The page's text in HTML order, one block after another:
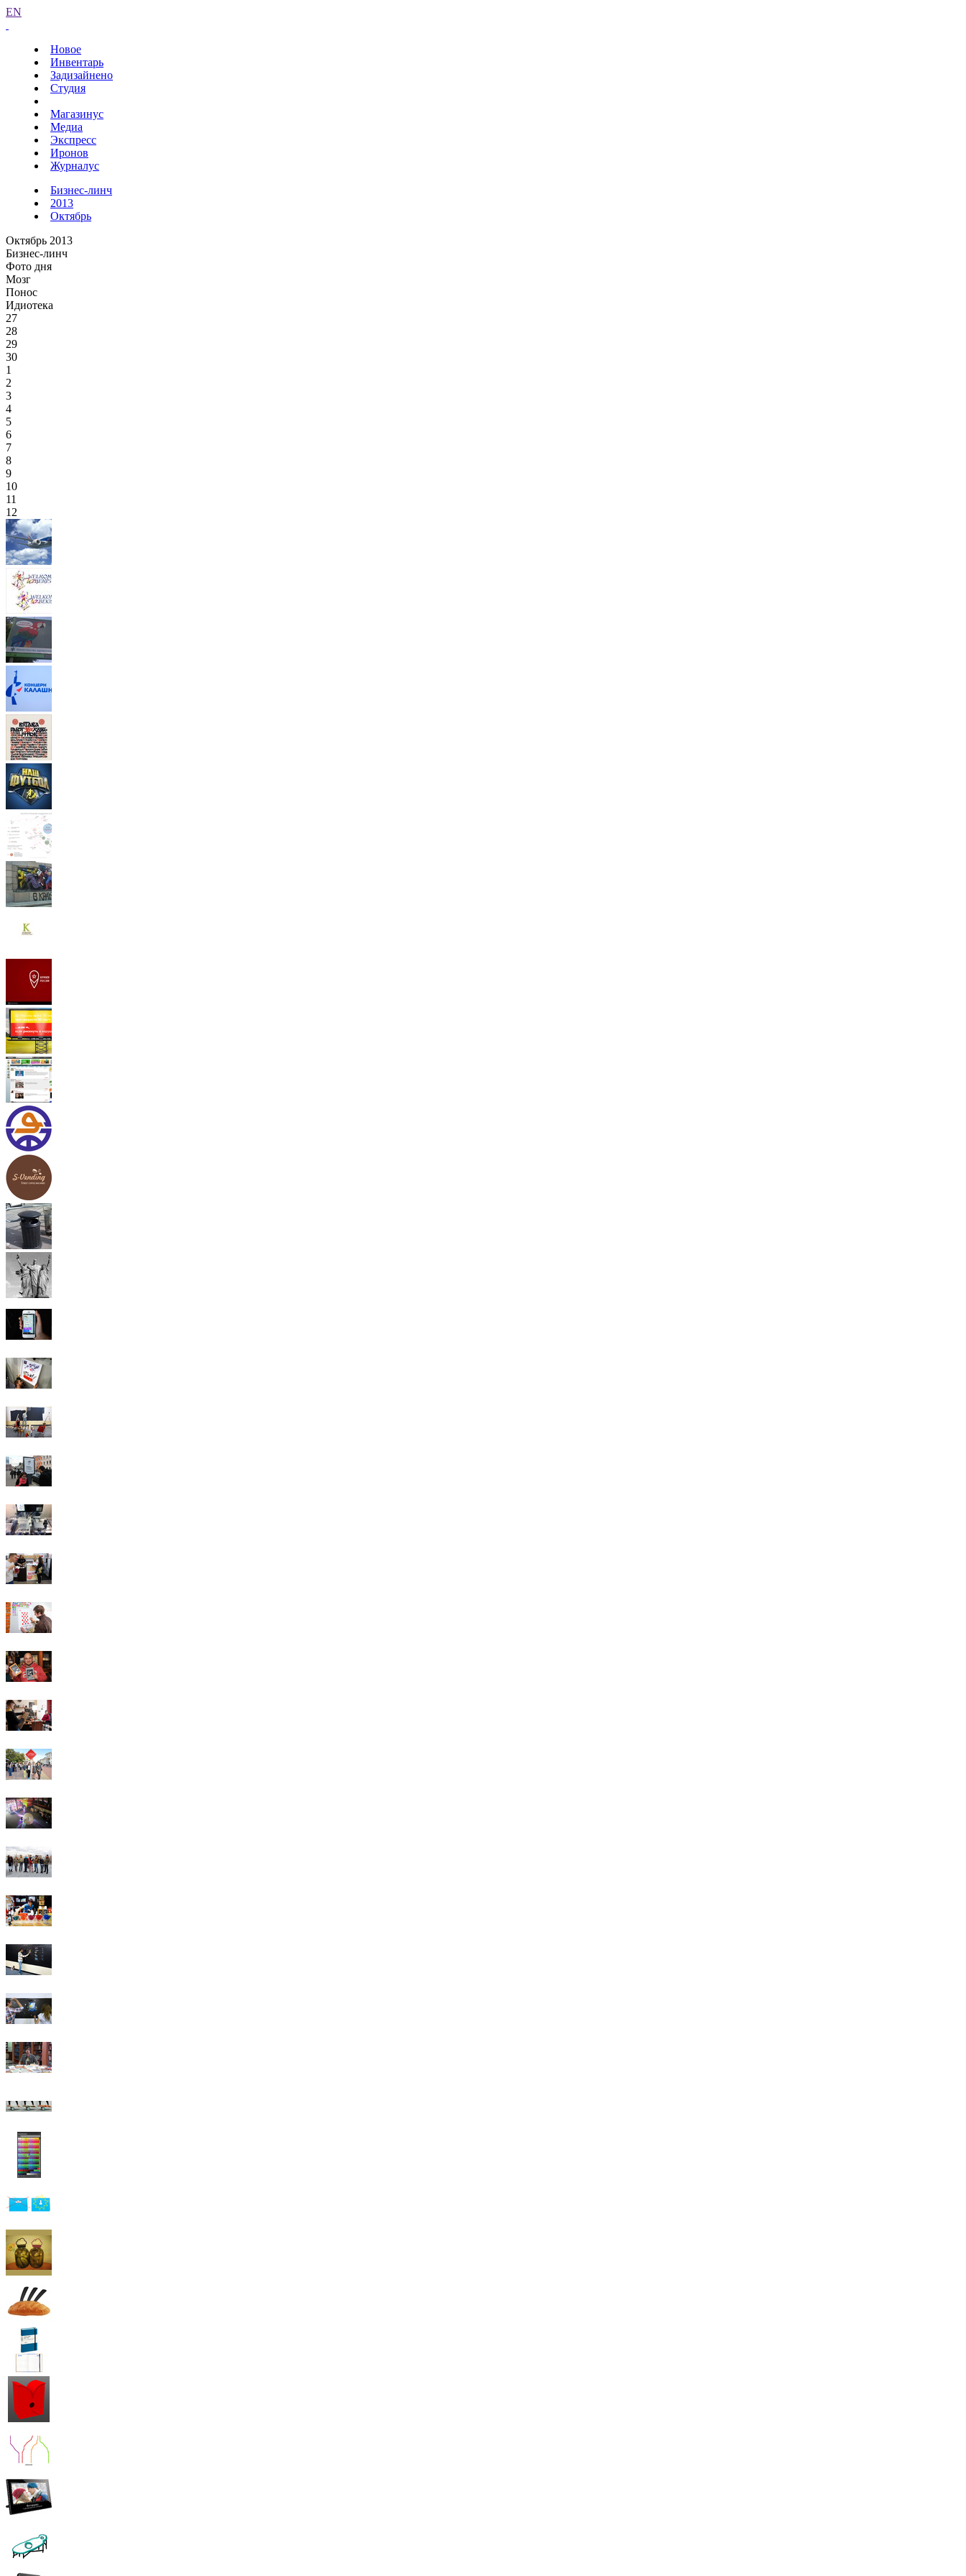
EN
Новое
Инвентарь
Задизайнено
Студия
Магазинус
Медиа
Экспресс
Иронов
Журналус
Бизнес-линч
2013
Октябрь
Октябрь 2013
Бизнес-линч
Фото дня
Мозг
Понос
Идиотека
27
28
29
30
1
2
3
4
5
6
7
8
9
10
11
12